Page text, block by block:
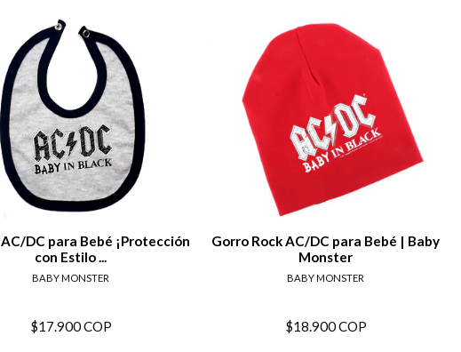
DC para Bebé ¡Protección
con Estilo ...
BABY MONSTER
Ver detalles
$17.900 COP
Gorro Rock AC/DC para Bebé | Baby
Monster
BABY MONSTER
Ver detalles
$18.900 COP